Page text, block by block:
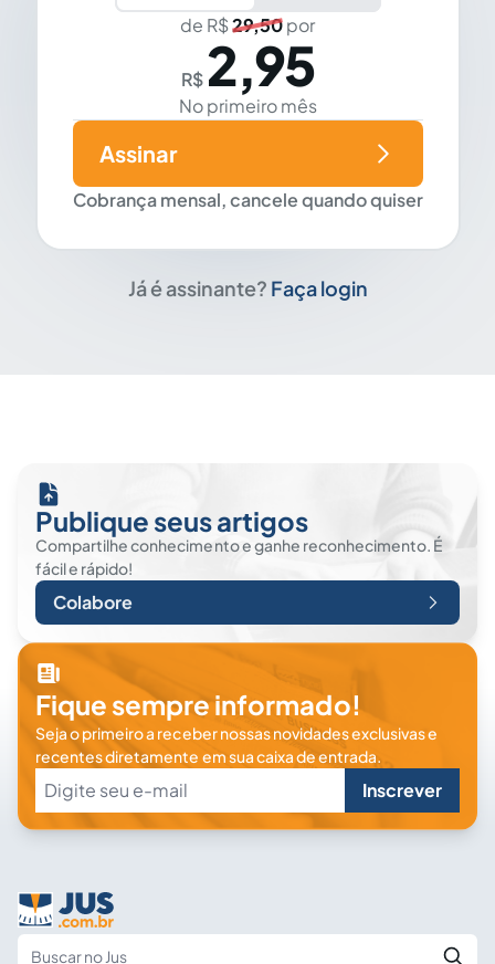
de R$29,50por
R$ 2,95
No primeiro mês
Cobrança mensal, cancele quando quiser
Assinar
Já é assinante? Faça login
Publique seus artigos
Compartilhe conhecimento e ganhe reconhecimento. É
fácil e rápido!
Colabore
Fique sempre informado!
Seja o primeiro a receber nossas novidades exclusivas e
recentes diretamente em sua caixa de entrada.
Inscrever